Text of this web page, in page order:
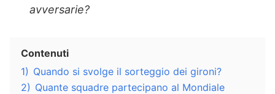
avversarie?
Contenuti
1) Quando si svolge il sorteggio dei gironi?
2) Quante squadre partecipano al Mondiale